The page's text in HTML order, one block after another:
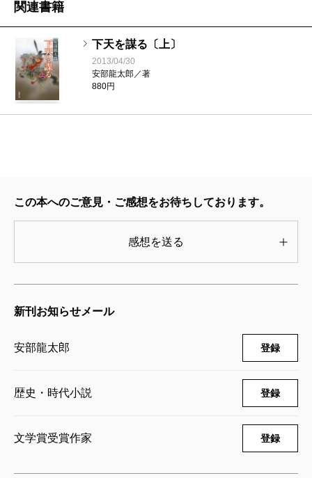
関連書籍
下天を謀る〔上〕
2013/04/30
安部龍太郎／著
880円
この本へのご意見・ご感想をお待ちしております。
感想を送る
新刊お知らせメール
安部龍太郎 登録
歴史・時代小説 登録
文学賞受賞作家 登録